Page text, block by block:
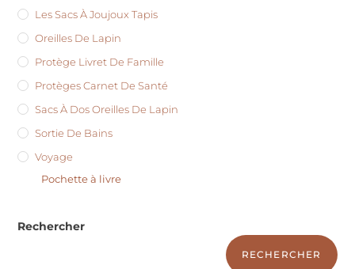
Les Sacs À Joujoux Tapis
Oreilles De Lapin
Protège Livret De Famille
Protèges Carnet De Santé
Sacs À Dos Oreilles De Lapin
Sortie De Bains
Voyage
Pochette à livre
Rechercher
RECHERCHER